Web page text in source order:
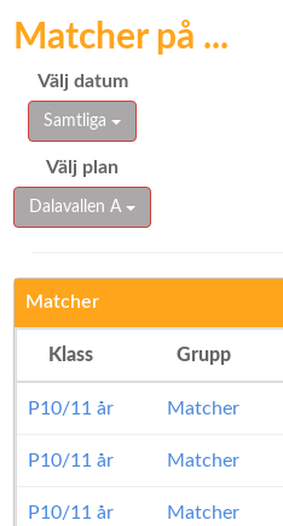
Matcher på ...
Välj datum
Samtliga
Välj plan
Dalavallen A
Matcher
Klass Grupp
P10/11 år Matcher
P10/11 år Matcher
P10/11 år Matcher